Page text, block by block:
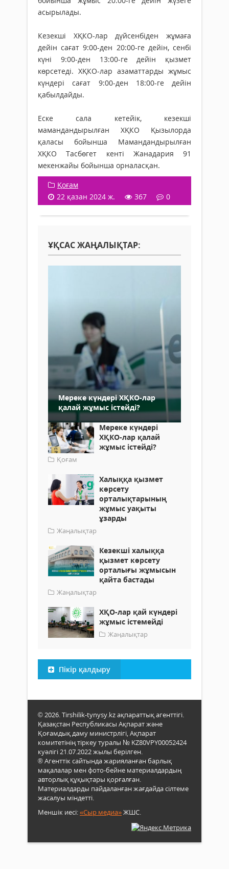
асырылады.
Кезекші ХҚКО-лар дүйсенбіден жұмаға
дейін сағат 9:00-ден 20:00-ге дейін, сенбі
күні 9:00-ден 13:00-ге дейін қызмет
көрсетеді. ХҚКО-лар азаматтарды жұмыс
күндері сағат 9:00-ден 18:00-ге дейін
қабылдайды.
Еске сала кетейік, кезекші
мамандандырылған ХҚКО Қызылорда
қаласы бойынша Мамандандырылған
ХҚКО Тасбөгет кенті Жанадария 91
мекенжайы бойынша орналасқан.
Қоғам
22 қазан 2024 ж.
367 0
ҰҚСАС ЖАҢАЛЫҚТАР:
Мереке күндері ХҚКО-лар
қалай жұмыс істейді?
Мереке күндері
ХҚКО-лар қалай
жұмыс істейді?
Қоғам
Халыққа қызмет
көрсету
орталықтарының
жұмыс уақыты
ұзарды
Жаңалықтар
Кезекші халыққа
қызмет көрсету
орталығы жұмысын
қайта бастады
Жаңалықтар
ХҚО-лар қай күндері
жұмыс істемейді
Жаңалықтар
Пікір қалдыру
© 2026. Tirshilik-tynysy.kz ақпараттық агенттігі.
Қазақстан Республикасы Ақпарат және
Қоғамдық даму министрлігі, Ақпарат
комитетінің тіркеу туралы № KZ80VPY00052424
куәлігі 21.07.2022 жылы берілген.
® Агенттік сайтында жарияланған барлық
мақалалар мен фото-бейне материалдардың
авторлық құқықтары қорғалған.
Материалдарды пайдаланған жағдайда сілтеме
жасалуы міндетті.
Меншік иесі:«Сыр медиа»ЖШС.